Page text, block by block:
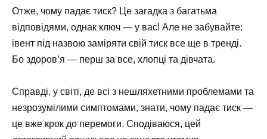
Отже, чому падає тиск? Це загадка з багатьма
відповідями, однак ключ — у вас! Але не забувайте:
івент під назвою заміряти свій тиск все ще в тренді.
Бо здоров’я — перш за все, хлопці та дівчата.
Справді, у світі, де всі з нешляхетними проблемами та
незрозумілими симптомами, знати, чому падає тиск —
це вже крок до перемоги. Сподіваюся, цей